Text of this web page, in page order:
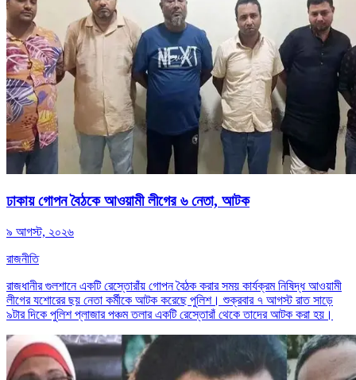
ঢাকায় গোপন বৈঠকে আওয়ামী লীগের ৬ নেতা, আটক
৯ আগস্ট, ২০২৬
রাজনীতি
রাজধানীর গুলশানে একটি রেস্তোরাঁয় গোপন বৈঠক করার সময় কার্যক্রম নিষিদ্ধ আওয়ামী
লীগের যশোরের ছয় নেতা কর্মীকে আটক করেছে পুলিশ। শুক্রবার ৭ আগস্ট রাত সাড়ে
৯টার দিকে পুলিশ প্লাজার পঞ্চম তলার একটি রেস্তোরাঁ থেকে তাদের আটক করা হয়।